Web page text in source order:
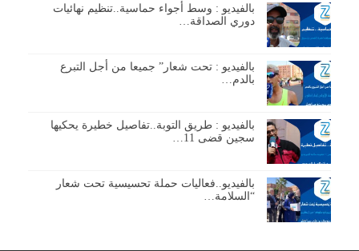
بالفيديو : وسط أجواء حماسية..تنظيم نهائيات
دوري الصداقة…
بالفيديو : تحت شعار” جميعا من أجل التبرع
بالدم…
بالفيديو : طريق التوبة..تفاصيل خطيرة يحكيها
سجين قضى 11…
بالفيديو..فعاليات حملة تحسيسية تحت شعار
“السلامة…